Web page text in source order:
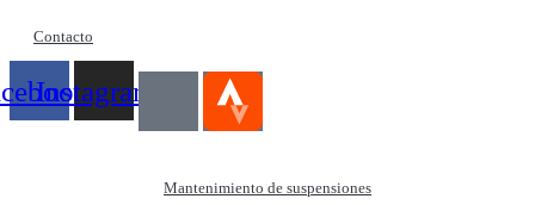
Contacto
Instagram
Mantenimiento de suspensiones